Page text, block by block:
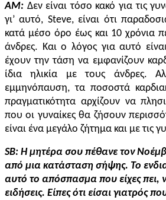
AM: Δεν είναι τόσο κακό για τις
γι’ αυτό, Steve, είναι ότι
κατά μέσο όρο έως και 10 χρόνια
άνδρες. Και ο λόγος για αυτό
έχουν την τάση να εμφανίζουν
ίδια ηλικία με τους άνδρες.
εμμηνόπαυση, τα ποσοστά
πραγματικότητα αρχίζουν να
που οι γυναίκες θα ζήσουν
είναι ένα μεγάλο ζήτημα και με τις
SB: Η μητέρα σου πέθανε τον
από μια κατάσταση σήψης. Το
αυτό το απόσπασμα που είχες πει,
ειδήσεις. Είπες ότι είσαι γιατρός